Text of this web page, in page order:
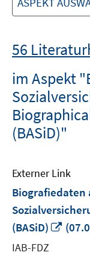
56
im Aspekt
(BASiD)"
Externer Link
Biografiedaten
(BASiD)
In
IAB-FDZ